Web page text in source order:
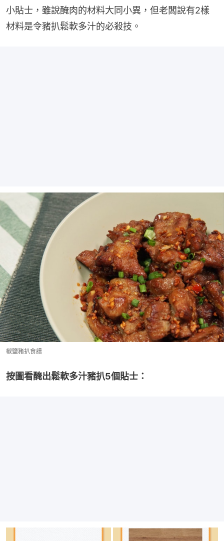
小貼士，雖說醃肉的材料大同小異，但老闆說有2樣
材料是令豬扒鬆軟多汁的必殺技。
椒鹽豬扒食譜
按圖看醃出鬆軟多汁豬扒5個貼士：